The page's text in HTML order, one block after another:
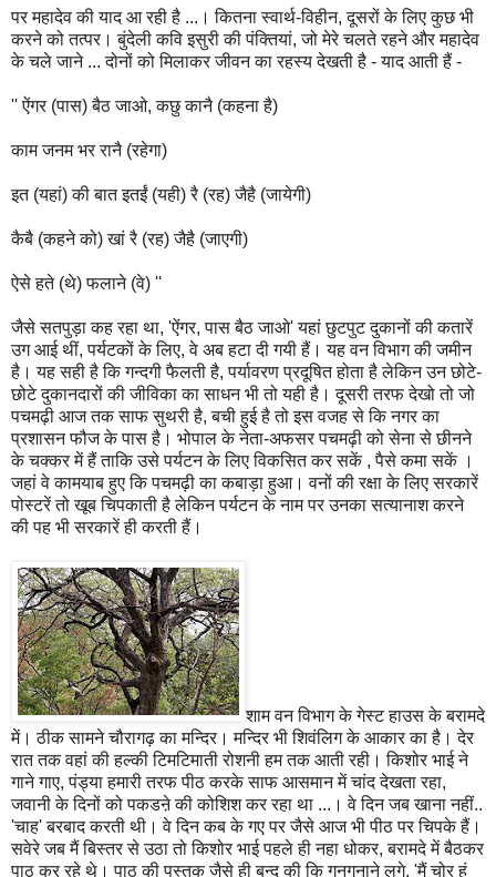
पर महादेव की याद आ रही है ...। कितना स्वार्थ-विहीन, दूसरों के लिए कुछ भी
करने को तत्पर। बुंदेली कवि इसुरी की पंक्तियां, जो मेरे चलते रहने और महादेव
के चले जाने ... दोनों को मिलाकर जीवन का रहस्य देखती है - याद आती हैं -
'' ऐंगर (पास) बैठ जाओ, कछु कानै (कहना है)
काम जनम भर रानै (रहेगा)
इत (यहां) की बात इतईं (यही) रै (रह) जैहै (जायेगी)
कैबै (कहने को) खां रै (रह) जैहै (जाएगी)
ऐसे हते (थे) फलाने (वे) ''
जैसे सतपुड़ा कह रहा था, 'ऐंगर, पास बैठ जाओ' यहां छुटपुट दुकानों की कतारें
उग आई थीं, पर्यटकों के लिए, वे अब हटा दी गयी हैं। यह वन विभाग की जमीन
है। यह सही है कि गन्दगी फैलती है, पर्यावरण प्रदूषित होता है लेकिन उन छोटे-
छोटे दुकानदारों की जीविका का साधन भी तो यही है। दूसरी तरफ देखो तो जो
पचमढ़ी आज तक साफ सुथरी है, बची हुई है तो इस वजह से कि नगर का
प्रशासन फौज के पास है। भोपाल के नेता-अफसर पचमढ़ी को सेना से छीनने
के चक्कर में हैं ताकि उसे पर्यटन के लिए विकसित कर सकें , पैसे कमा सकें ।
जहां वे कामयाब हुए कि पचमढ़ी का कबाड़ा हुआ। वनों की रक्षा के लिए सरकारें
पोस्टरें तो खूब चिपकाती है लेकिन पर्यटन के नाम पर उनका सत्यानाश करने
की पह भी सरकारें ही करती हैं।
शाम वन विभाग के गेस्ट हाउस के बरामदे
में। ठीक सामने चौरागढ़ का मन्दिर। मन्दिर भी शिवंलिग के आकार का है। देर
रात तक वहां की हल्की टिमटिमाती रोशनी हम तक आती रही। किशोर भाई ने
गाने गाए, पंड्या हमारी तरफ पीठ करके साफ आसमान में चांद देखता रहा,
जवानी के दिनों को पकडऩे की कोशिश कर रहा था ...। वे दिन जब खाना नहीं..
'चाह' बरबाद करती थी। वे दिन कब के गए पर जैसे आज भी पीठ पर चिपके हैं।
सवेरे जब मैं बिस्तर से उठा तो किशोर भाई पहले ही नहा धोकर, बरामदे में बैठकर
पाठ कर रहे थे। पाठ की पुस्तक जैसे ही बन्द की कि गुनगुनाने लगे, 'मैं चोर हूं